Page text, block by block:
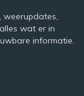
weerupdates,
wat er in
informatie.